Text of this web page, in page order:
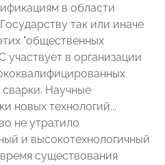
в области
так или иначе
"общественных
участвует в организации
Научные
новых технологий...
не утратило
и высокотехнологичный
существования